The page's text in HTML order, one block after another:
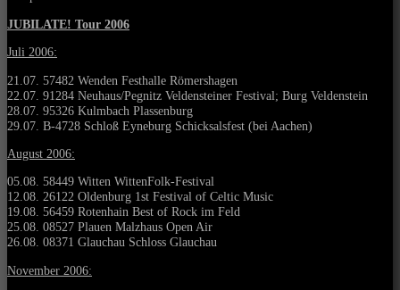
JUBILATE! Tour 2006
Juli 2006:
21.07. 57482 Wenden Festhalle Römershagen
22.07. 91284 Neuhaus/Pegnitz Veldensteiner Festival; Burg Veldenstein
28.07. 95326 Kulmbach Plassenburg
29.07. B-4728 Schloß Eyneburg Schicksalsfest (bei Aachen)
August 2006:
05.08. 58449 Witten WittenFolk-Festival
12.08. 26122 Oldenburg 1st Festival of Celtic Music
19.08. 56459 Rotenhain Best of Rock im Feld
25.08. 08527 Plauen Malzhaus Open Air
26.08. 08371 Glauchau Schloss Glauchau
November 2006: